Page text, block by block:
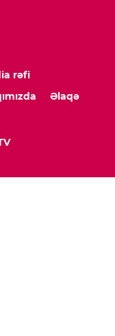
rəfi
Əlaqə